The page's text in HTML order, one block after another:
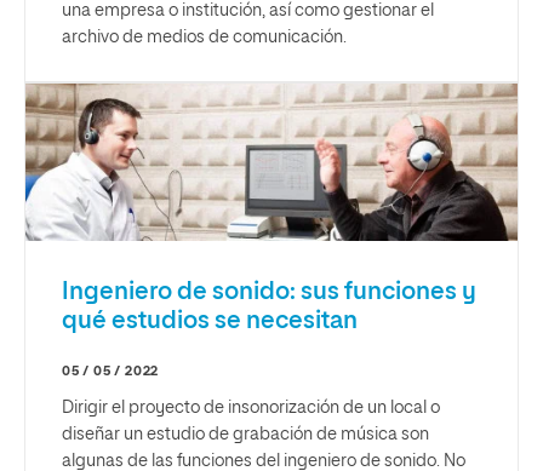
una empresa o institución, así como gestionar el
archivo de medios de comunicación.
Ingeniero de sonido: sus funciones y
qué estudios se necesitan
05 / 05 / 2022
Dirigir el proyecto de insonorización de un local o
diseñar un estudio de grabación de música son
algunas de las funciones del ingeniero de sonido. No